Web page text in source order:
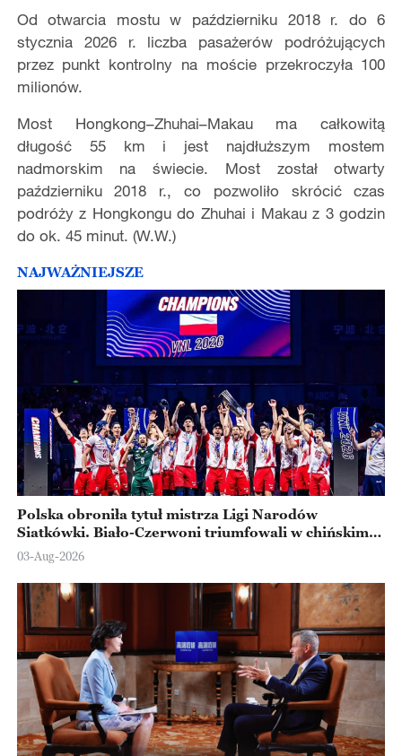
Od otwarcia mostu w październiku 2018 r. do 6
stycznia 2026 r. liczba pasażerów podróżujących
przez punkt kontrolny na moście przekroczyła 100
milionów.
Most Hongkong–Zhuhai–Makau ma całkowitą
długość 55 km i jest najdłuższym mostem
nadmorskim na świecie. Most został otwarty
październiku 2018 r., co pozwoliło skrócić czas
podróży z Hongkongu do Zhuhai i Makau z 3 godzin
do ok. 45 minut. (W.W.)
NAJWAŻNIEJSZE
Polska obroniła tytuł mistrza Ligi Narodów
Siatkówki. Biało-Czerwoni triumfowali w chińskim
Ningbo
03-Aug-2026